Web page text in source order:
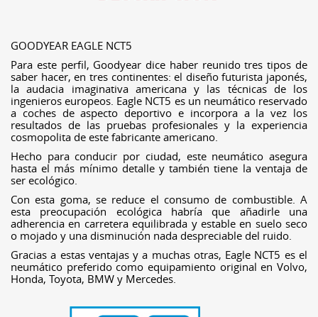
GOODYEAR EAGLE NCT5
Para este perfil, Goodyear dice haber reunido tres tipos de
saber hacer, en tres continentes: el diseño futurista japonés,
la audacia imaginativa americana y las técnicas de los
ingenieros europeos. Eagle NCT5 es un neumático reservado
a coches de aspecto deportivo e incorpora a la vez los
resultados de las pruebas profesionales y la experiencia
cosmopolita de este fabricante americano.
Hecho para conducir por ciudad, este neumático asegura
hasta el más mínimo detalle y también tiene la ventaja de
ser ecológico.
Con esta goma, se reduce el consumo de combustible. A
esta preocupación ecológica habría que añadirle una
adherencia en carretera equilibrada y estable en suelo seco
o mojado y una disminución nada despreciable del ruido.
Gracias a estas ventajas y a muchas otras, Eagle NCT5 es el
neumático preferido como equipamiento original en Volvo,
Honda, Toyota, BMW y Mercedes.